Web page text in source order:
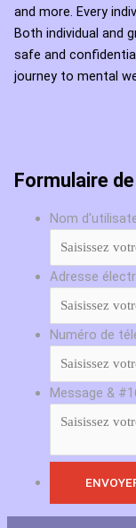
and more. Every
Both individual and
safe and
journey to mental
Formulaire
Nom
Adresse
Numéro de
Message &